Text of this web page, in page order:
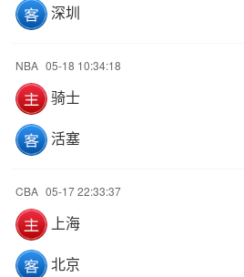
深圳
NBA 05-18 10:34:18
骑士
活塞
CBA 05-17 22:33:37
上海
北京